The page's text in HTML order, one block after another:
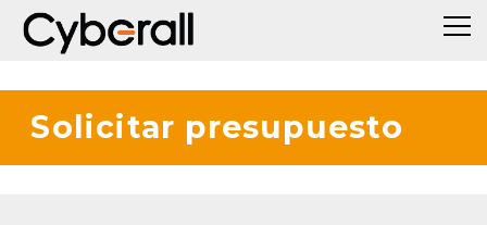
Solicitar presupuesto